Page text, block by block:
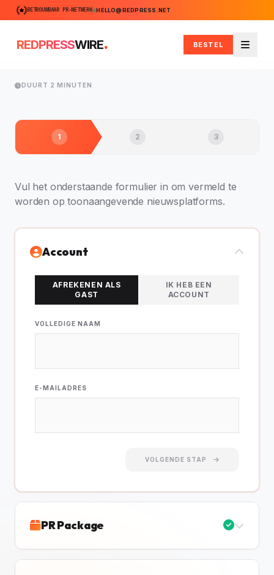
BETROUWBAAR PR-NETWERK HELLO@REDPRESS.NET
REDPRESSWIRE. BESTEL
Menu
DUURT 2 MINUTEN
1 2 3
Vul het onderstaande formulier in om vermeld te
worden op toonaangevende nieuwsplatforms.
Account
AFREKENEN ALS
GAST
IK HEB EEN
ACCOUNT
VOLLEDIGE NAAM
E-MAILADRES
VOLGENDE STAP
PR Package